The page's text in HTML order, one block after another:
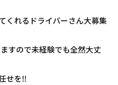
くれるドライバーさん大募集
すので未経験でも全然大丈
せを‼️